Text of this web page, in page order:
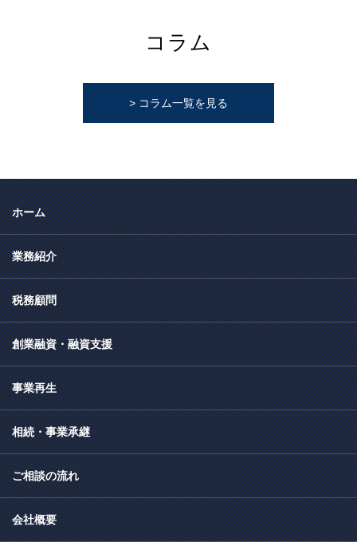
コラム
> コラム一覧を見る
ホーム
業務紹介
税務顧問
創業融資・融資支援
事業再生
相続・事業承継
ご相談の流れ
会社概要